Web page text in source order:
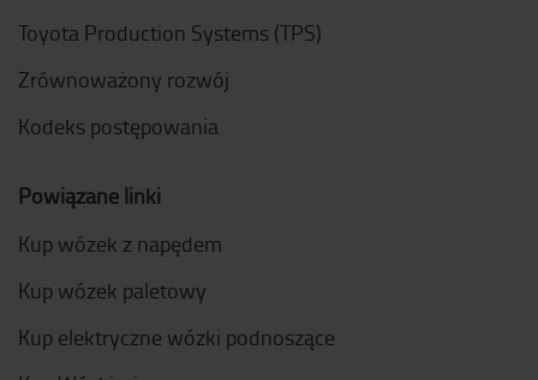
Toyota Production Systems (TPS)
Zrównoważony rozwój
Kodeks postępowania
Powiązane linki
Kup wózek z napędem
Kup wózek paletowy
Kup elektryczne wózki podnoszące